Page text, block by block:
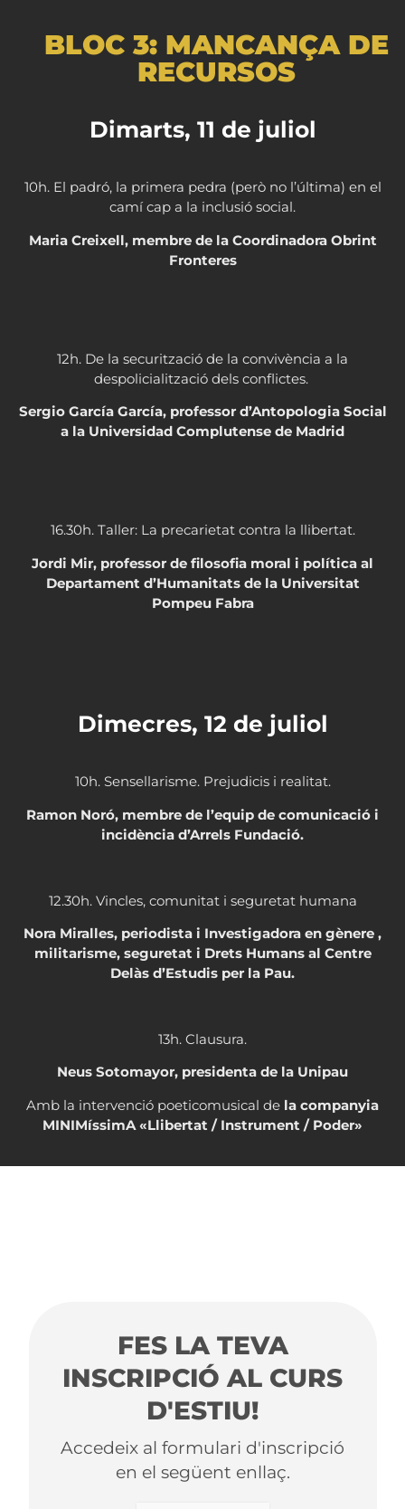
BLOC 3: MANCANÇA DE
RECURSOS
Dimarts, 11 de juliol
10h. El padró, la primera pedra (però no l’última) en el
camí cap a la inclusió social.
Maria Creixell, membre de la Coordinadora Obrint
Fronteres
12h. De la securització de la convivència a la
despolicialització dels conflictes.
Sergio García García, professor d’Antopologia Social
a la Universidad Complutense de Madrid
16.30h. Taller: La precarietat contra la llibertat.
Jordi Mir, professor de filosofia moral i política al
Departament d’Humanitats de la Universitat
Pompeu Fabra
Dimecres, 12 de juliol
10h. Sensellarisme. Prejudicis i realitat.
Ramon Noró, membre de l’equip de comunicació i
incidència d’Arrels Fundació.
12.30h. Vincles, comunitat i seguretat humana
Nora Miralles, periodista i Investigadora en gènere ,
militarisme, seguretat i Drets Humans al Centre
Delàs d’Estudis per la Pau.
13h. Clausura.
Neus Sotomayor, presidenta de la Unipau
Amb la intervenció poeticomusical de la companyia
MINIMíssimA «Llibertat / Instrument / Poder»
FES LA TEVA
INSCRIPCIÓ AL CURS
D'ESTIU!
Accedeix al formulari d'inscripció
en el següent enllaç.